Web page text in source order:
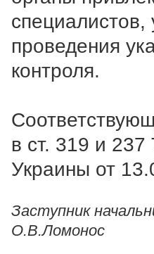
проведения
контроля.
в ст. 319 и 237
Украины от
Заступник
О.В.Ломонос